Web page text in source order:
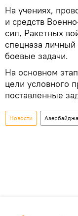
На учениях,
и средств
сил, Ракетных
спецназа
боевые задачи.
На основном
цели условного
поставленные
Новости